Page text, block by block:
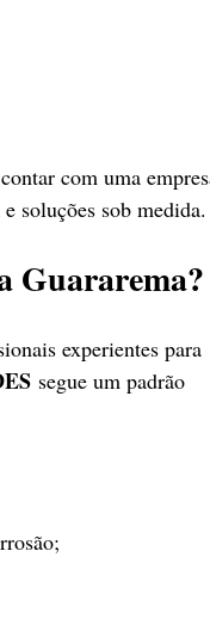
com uma
soluções sob medida.
Guararema?
experientes para
segue um padrão